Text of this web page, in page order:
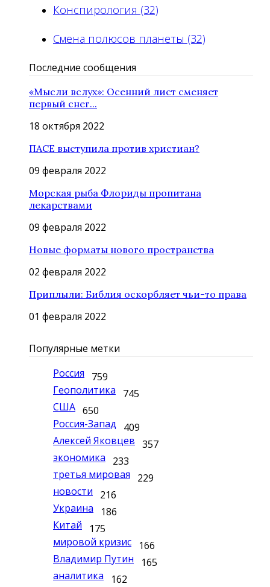
Конспирология (32)
Смена полюсов планеты (32)
Последние сообщения
«Мысли вслух»: Осенний лист сменяет
первый снег...
18 октября 2022
ПАСЕ выступила против христиан?
09 февраля 2022
Морская рыба Флориды пропитана
лекарствами
09 февраля 2022
Новые форматы нового пространства
02 февраля 2022
Приплыли: Библия оскорбляет чьи-то права
01 февраля 2022
Популярные метки
Россия
759
Геополитика
745
США 650
Россия-Запад
409
Алексей Яковцев 357
экономика
233
третья мировая
229
новости
216
Украина
186
Китай
175
мировой кризис
166
Владимир Путин
165
аналитика
162